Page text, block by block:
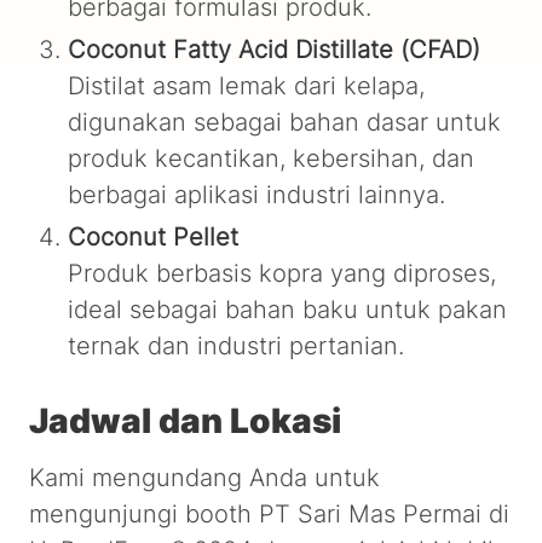
berbagai formulasi produk.
Coconut Fatty Acid Distillate (CFAD)
Distilat asam lemak dari kelapa,
digunakan sebagai bahan dasar untuk
produk kecantikan, kebersihan, dan
berbagai aplikasi industri lainnya.
Coconut Pellet
Produk berbasis kopra yang diproses,
ideal sebagai bahan baku untuk pakan
ternak dan industri pertanian.
Jadwal dan Lokasi
Kami mengundang Anda untuk
mengunjungi booth PT Sari Mas Permai di